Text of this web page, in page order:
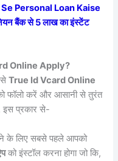
Personal Loan Kaise
बैंक से 5 लाख का इंस्टेंट
Online Apply?
सेTrue Id Vcard Online
फॉलो करें और आसानी से तुरंत
इस प्रकार से-
के लिए सबसे पहले आपको
को इंस्टॉल करना होगा जो कि,